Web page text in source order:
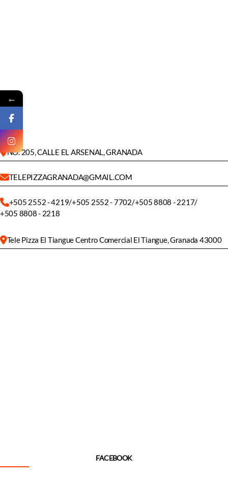
NO. 205, CALLE EL ARSENAL, GRANADA
TELEPIZZAGRANADA@GMAIL.COM
+505 2552 - 4219/+505 2552 - 7702/+505 8808 - 2217/
+505 8808 - 2218
Tele Pizza El Tiangue Centro Comercial El Tiangue, Granada 43000
FACEBOOK
←